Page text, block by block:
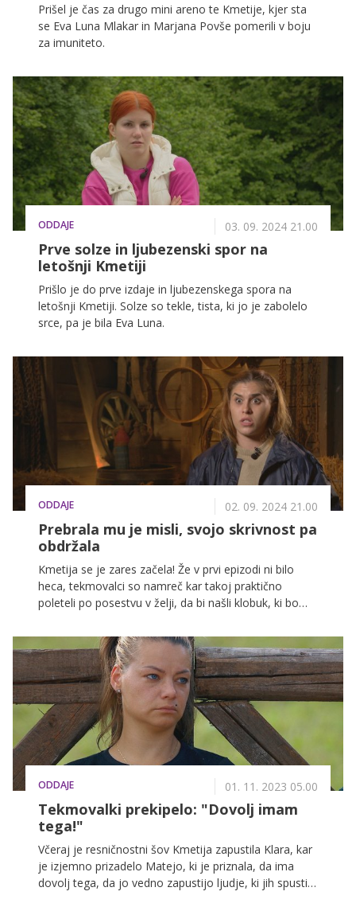
Prišel je čas za drugo mini areno te Kmetije, kjer sta
se Eva Luna Mlakar in Marjana Povše pomerili v boju
za imuniteto.
ODDAJE 03. 09. 2024 21.00
Prve solze in ljubezenski spor na
letošnji Kmetiji
Prišlo je do prve izdaje in ljubezenskega spora na
letošnji Kmetiji. Solze so tekle, tista, ki jo je zabolelo
srce, pa je bila Eva Luna.
ODDAJE 02. 09. 2024 21.00
Prebrala mu je misli, svojo skrivnost pa
obdržala
Kmetija se je zares začela! Že v prvi epizodi ni bilo
heca, tekmovalci so namreč kar takoj praktično
poleteli po posestvu v želji, da bi našli klobuk, ki bo
ODDAJE 01. 11. 2023 05.00
Tekmovalki prekipelo: "Dovolj imam
tega!"
Včeraj je resničnostni šov Kmetija zapustila Klara, kar
je izjemno prizadelo Matejo, ki je priznala, da ima
dovolj tega, da jo vedno zapustijo ljudje, ki jih spusti